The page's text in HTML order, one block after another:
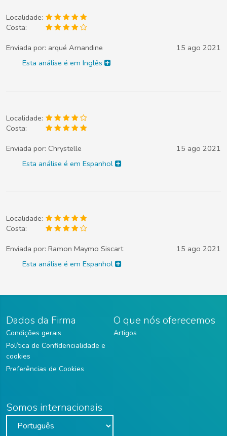
Localidade:
Costa:
Enviada por: arqué Amandine
15 ago 2021
Esta análise é em Inglês
Localidade:
Costa:
Enviada por: Chrystelle
15 ago 2021
Esta análise é em Espanhol
Localidade:
Costa:
Enviada por: Ramon Maymo Siscart
15 ago 2021
Esta análise é em Espanhol
Dados da Firma
Condições gerais
Política de Confidencialidade e
cookies
Preferências de Cookies
O que nós oferecemos
Artigos
Somos internacionais